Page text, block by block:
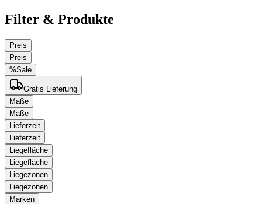
Filter & Produkte
Preis
Preis
%Sale
Gratis Lieferung
Maße
Maße
Lieferzeit
Lieferzeit
Liegefläche
Liegefläche
Liegezonen
Liegezonen
Marken